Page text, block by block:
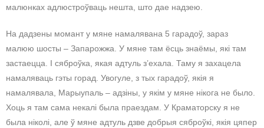
малюнках адлюстроўваць нешта, што дае надзею.
На дадзены момант у мяне намалявана 5 гарадоў, зараз
малюю шосты – Запарожжа. У мяне там ёсць знаёмы, які там
застаецца. І сяброўка, якая адтуль з’ехала. Таму я захацела
намаляваць гэты горад. Увогуле, з тых гарадоў, якія я
намалявала, Марыупаль – адзіны, у якім у мяне нікога не было.
Хоць я там сама некалі была праездам. У Краматорску я не
была ніколі, але ў мяне адтуль дзве добрыя сяброўкі, якія цяпер